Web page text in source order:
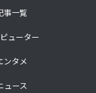
事一覧
ューター
ンタメ
ュース